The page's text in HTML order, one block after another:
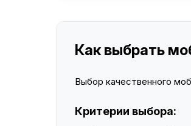
Как выбрать
Выбор качественного
Критерии выбора: